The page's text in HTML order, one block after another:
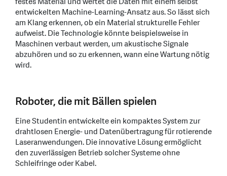
entwickelten Machine-Learning-Ansatz aus. So lässt sich
am Klang erkennen, ob ein Material strukturelle Fehler
aufweist. Die Technologie könnte beispielsweise in
Maschinen verbaut werden, um akustische Signale
abzuhören und so zu erkennen, wann eine Wartung nötig
wird.
Roboter, die mit Bällen spielen
Eine Studentin entwickelte ein kompaktes System zur
drahtlosen Energie- und Datenübertragung für rotierende
Laseranwendungen. Die innovative Lösung ermöglicht
den zuverlässigen Betrieb solcher Systeme ohne
Schleifringe oder Kabel.